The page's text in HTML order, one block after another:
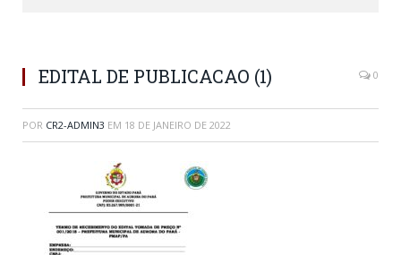
EDITAL DE PUBLICACAO (1) 0
POR CR2-ADMIN3 EM 18 DE JANEIRO DE 2022